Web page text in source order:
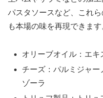
パスタソースなど、これ
も本場の味を再現できます
オリーブオイル：エ
チーズ：パルミジャ
ゾーラ